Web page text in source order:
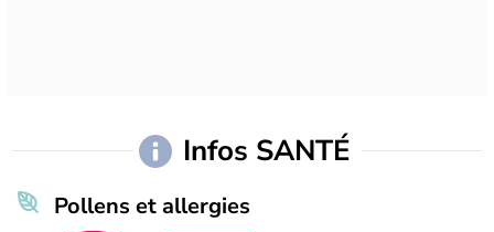
Infos SANTÉ
Pollens et allergies